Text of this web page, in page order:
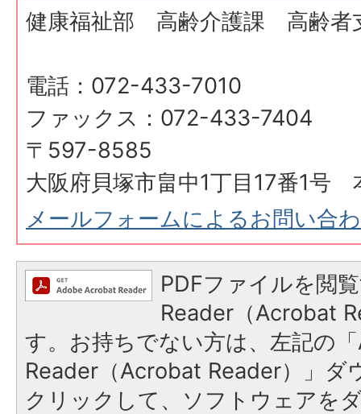
健康福祉部 高齢介護課 高齢者
電話：072-433-7010
ファックス：072-433-7404
〒597-8585
大阪府貝塚市畠中1丁目17番1号
メールフォームによるお問い合
PDFファイルを閲
Reader（Acrobat
す。お持ちでない方は、左記の
Reader（Acrobat Reader）」ダ
クリックして、ソフトウェアを